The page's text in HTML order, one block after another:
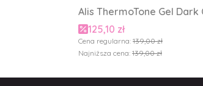
Alis ThermoTone Gel
Cena promocyjna
125,10 zł
Cena regularna: 139,00 zł
Najniższa cena: 139,00 zł